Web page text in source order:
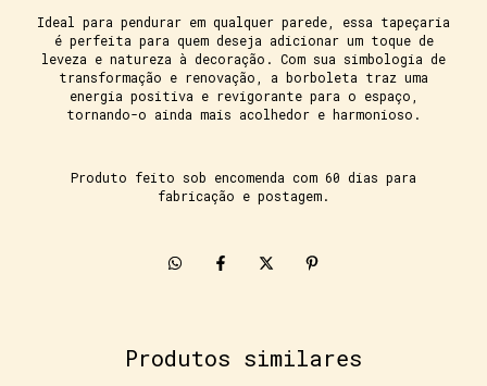
Ideal para pendurar em qualquer parede, essa tapeçaria
é perfeita para quem deseja adicionar um toque de
leveza e natureza à decoração. Com sua simbologia de
transformação e renovação, a borboleta traz uma
energia positiva e revigorante para o espaço,
tornando-o ainda mais acolhedor e harmonioso.
Produto feito sob encomenda com 60 dias para
fabricação e postagem.
Produtos similares